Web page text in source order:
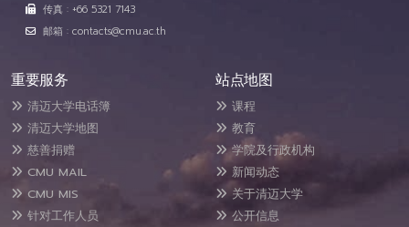
传真 : +66 5321 7143
邮箱 : contacts@cmu.ac.th
重要服务
清迈大学电话簿
清迈大学地图
慈善捐赠
CMU MAIL
CMU MIS
针对工作人员
站点地图
课程
教育
学院及行政机构
新闻动态
关于清迈大学
公开信息